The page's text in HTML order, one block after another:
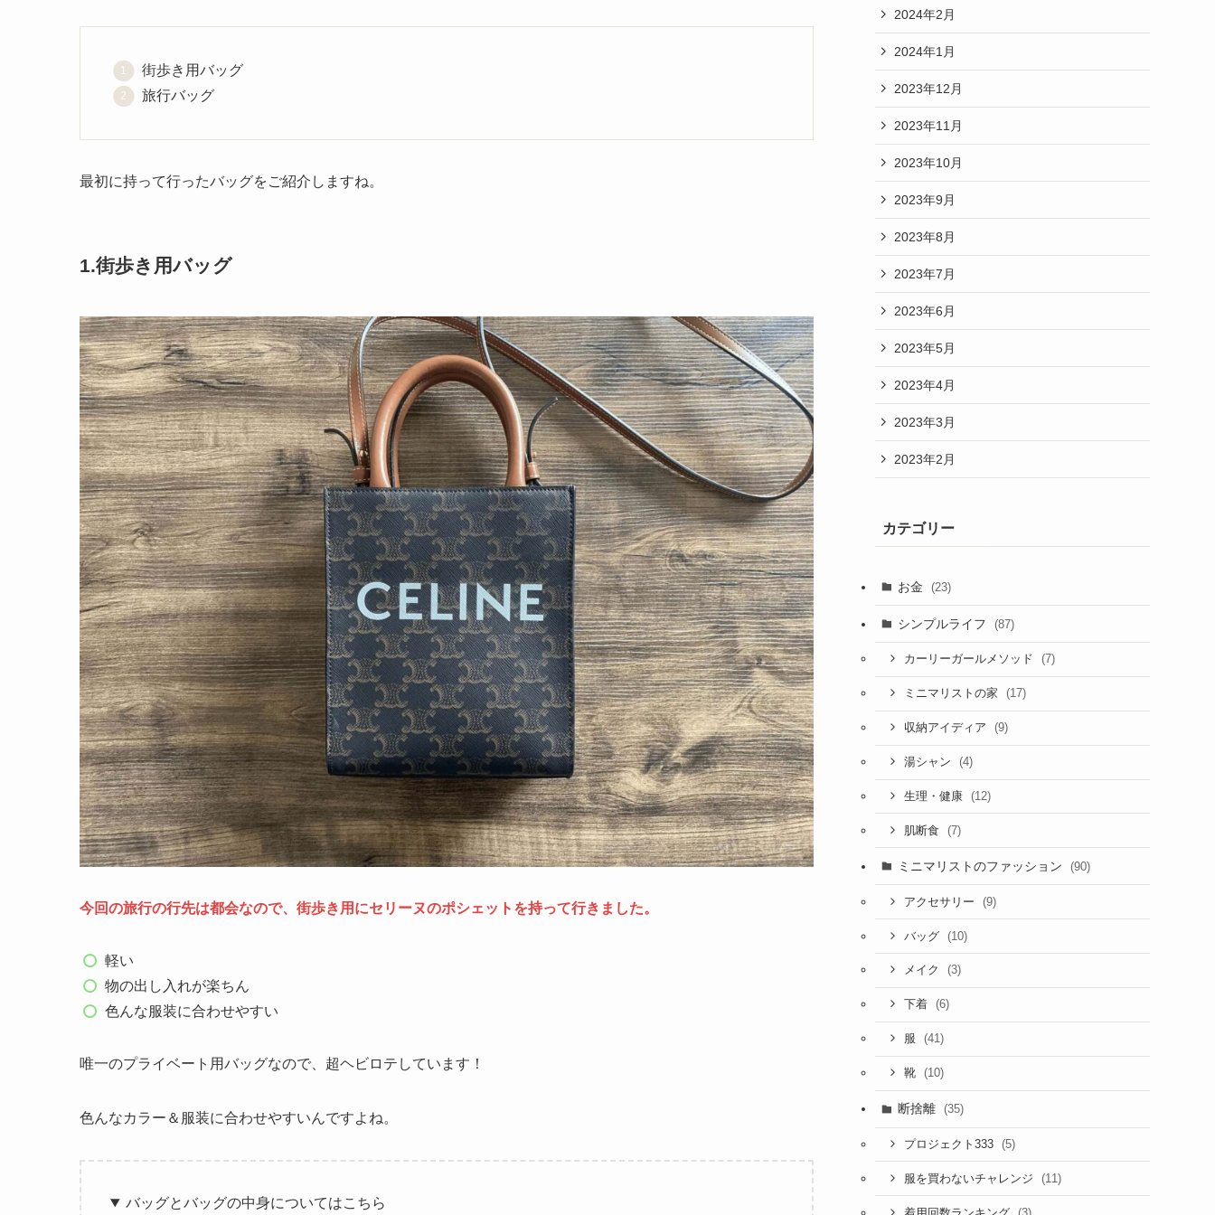
街歩き用バッグ
旅行バッグ
最初に持って行ったバッグをご紹介しますね。
1.街歩き用バッグ
今回の旅行の行先は都会なので、街歩き用にセリーヌのポシェットを持って行きました。
軽い
物の出し入れが楽ちん
色んな服装に合わせやすい
唯一のプライベート用バッグなので、超ヘビロテしています！
色んなカラー＆服装に合わせやすいんですよね。
バッグとバッグの中身についてはこちら
2024年2月
2024年1月
2023年12月
2023年11月
2023年10月
2023年9月
2023年8月
2023年7月
2023年6月
2023年5月
2023年4月
2023年3月
2023年2月
カテゴリー
お金 (23)
シンプルライフ (87)
カーリーガールメソッド (7)
ミニマリストの家 (17)
収納アイディア (9)
湯シャン (4)
生理・健康 (12)
肌断食 (7)
ミニマリストのファッション (90)
アクセサリー (9)
バッグ (10)
メイク (3)
下着 (6)
服 (41)
靴 (10)
断捨離 (35)
プロジェクト333 (5)
服を買わないチャレンジ (11)